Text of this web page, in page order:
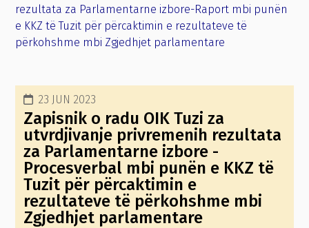
rezultata za Parlamentarne izbore-Raport mbi punën
e KKZ të Tuzit për përcaktimin e rezultateve të
përkohshme mbi Zgjedhjet parlamentare
23 JUN 2023
Zapisnik o radu OIK Tuzi za
utvrdjivanje privremenih rezultata
za Parlamentarne izbore -
Procesverbal mbi punën e KKZ të
Tuzit për përcaktimin e
rezultateve të përkohshme mbi
Zgjedhjet parlamentare